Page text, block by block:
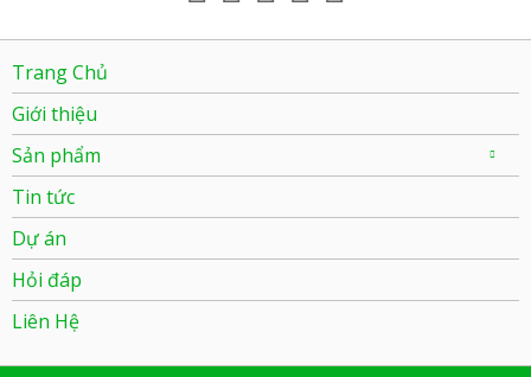
Trang Chủ
Giới thiệu
Sản phẩm
Tin tức
Dự án
Hỏi đáp
Liên Hệ